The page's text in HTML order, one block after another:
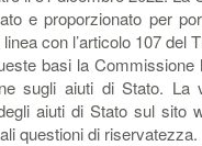
e proporzionato per
con l’articolo 107 del
basi la Commissione
sugli aiuti di Stato. La
aiuti di Stato sul sito
questioni di